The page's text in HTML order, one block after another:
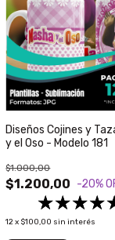
Diseños Cojines y
y el Oso - Modelo 181
$1.200,00
$1.000,00
-20%
12x $100,00 sin interés